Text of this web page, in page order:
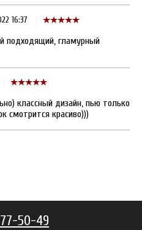
16:37
подходящий, гламурный
классный дизайн, пью только
смотрится красиво)))
50-49